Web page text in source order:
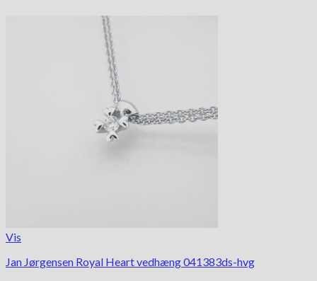
Vis
Jan Jørgensen Royal Heart vedhæng 041383ds-hvg